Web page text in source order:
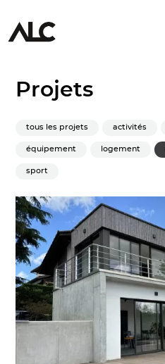
Projets
tous les projets activités
équipement logement
sport